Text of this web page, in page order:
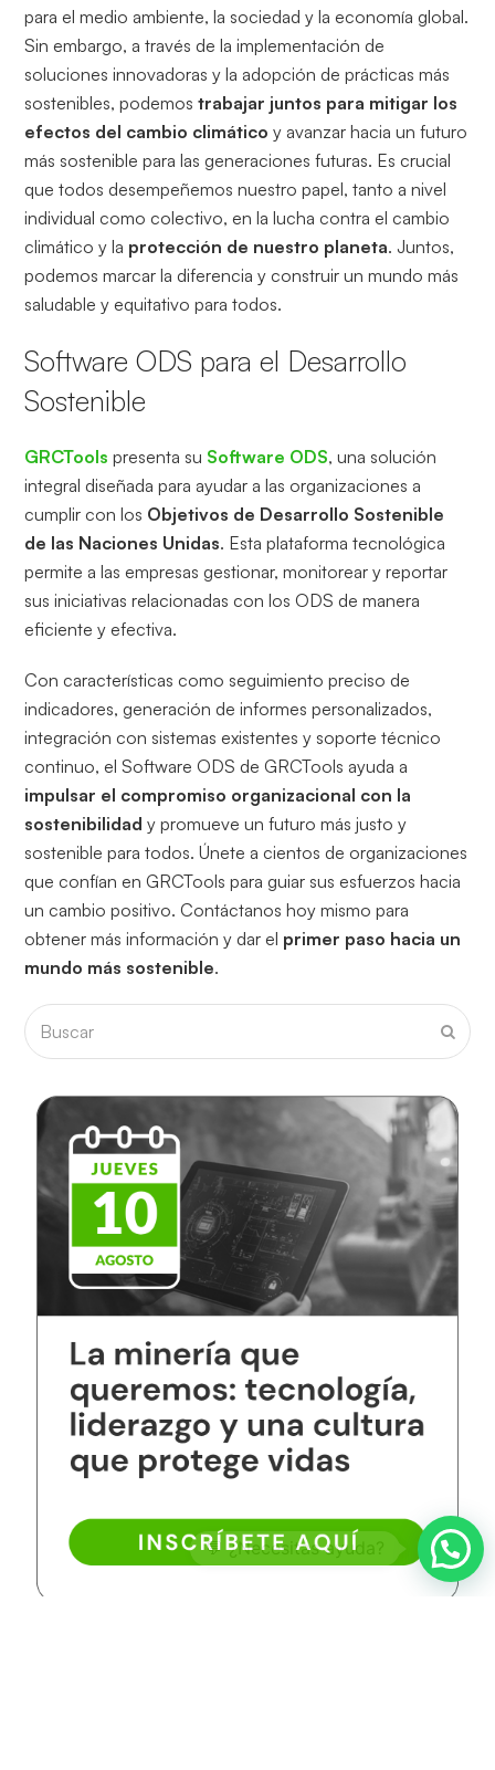
para el medio ambiente, la sociedad y la economía global.
Sin embargo, a través de la implementación de
soluciones innovadoras y la adopción de prácticas más
sostenibles, podemostrabajar juntos para mitigar los
efectos del cambio climático y avanzar hacia un futuro
más sostenible para las generaciones futuras. Es crucial
que todos desempeñemos nuestro papel, tanto a nivel
individual como colectivo, en la lucha contra el cambio
climático y la protección de nuestro planeta. Juntos,
podemos marcar la diferencia y construir un mundo más
saludable y equitativo para todos.
Software ODS para el Desarrollo
Sostenible
GRCTools presenta su Software ODS, una solución
integral diseñada para ayudar a las organizaciones a
cumplir con los Objetivos de Desarrollo Sostenible
de las Naciones Unidas. Esta plataforma tecnológica
permite a las empresas gestionar, monitorear y reportar
sus iniciativas relacionadas con los ODS de manera
eficiente y efectiva.
Con características como seguimiento preciso de
indicadores, generación de informes personalizados,
integración con sistemas existentes y soporte técnico
continuo, el Software ODS de GRCTools ayuda a
impulsar el compromiso organizacional con la
sostenibilidad y promueve un futuro más justo y
sostenible para todos. Únete a cientos de organizaciones
que confían en GRCTools para guiar sus esfuerzos hacia
un cambio positivo. Contáctanos hoy mismo para
obtener más información y dar el primer paso hacia un
mundo más sostenible.
Buscar